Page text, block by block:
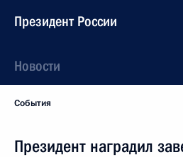
Президент России
Новости
События
Президент наградил